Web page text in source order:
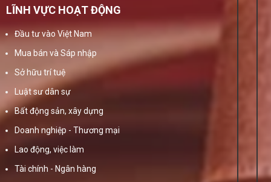
LĨNH VỰC HOẠT ĐỘNG
Đầu tư vào Việt Nam
Mua bán và Sáp nhập
Sở hữu trí tuệ
Luật sư dân sự
Bất động sản, xây dựng
Doanh nghiệp - Thương mại
Lao động, việc làm
Tài chính - Ngân hàng